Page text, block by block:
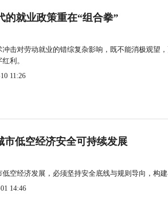
的就业政策重在“组合拳”
冲击对劳动就业的错综复杂影响，既不能消极观望
利。
11:26
市低空经济安全可持续发展
低空经济发展，必须坚持安全底线与规则导向，构
14:46